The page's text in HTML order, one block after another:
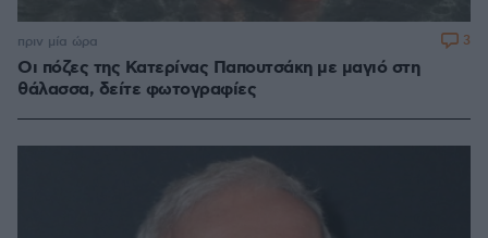
Οι πόζες της Κατερίνας Παπουτσάκη με μαγιό στη
θάλασσα, δείτε φωτογραφίες
πριν μία ώρα 3